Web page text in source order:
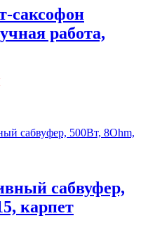
саксофон
работа,
сабвуфер,
карпет